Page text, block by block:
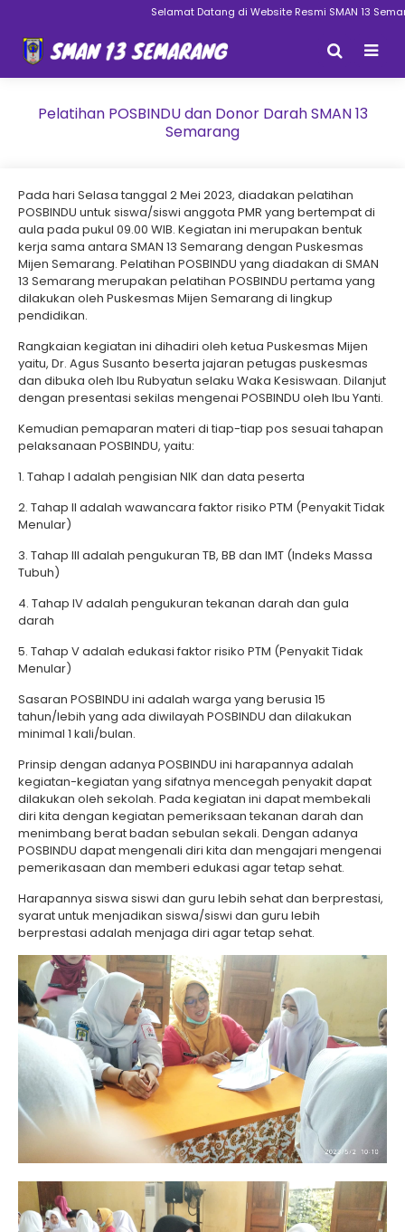
Selamat Datang di Website Resmi SMAN 13 Semarang
Pelatihan POSBINDU dan Donor Darah SMAN 13
Semarang
Pada hari Selasa tanggal 2 Mei 2023, diadakan pelatihan
POSBINDU untuk siswa/siswi anggota PMR yang bertempat di
aula pada pukul 09.00 WIB. Kegiatan ini merupakan bentuk
kerja sama antara SMAN 13 Semarang dengan Puskesmas
Mijen Semarang. Pelatihan POSBINDU yang diadakan di SMAN
13 Semarang merupakan pelatihan POSBINDU pertama yang
dilakukan oleh Puskesmas Mijen Semarang di lingkup
pendidikan.
Rangkaian kegiatan ini dihadiri oleh ketua Puskesmas Mijen
yaitu, Dr. Agus Susanto beserta jajaran petugas puskesmas
dan dibuka oleh Ibu Rubyatun selaku Waka Kesiswaan. Dilanjut
dengan presentasi sekilas mengenai POSBINDU oleh Ibu Yanti.
Kemudian pemaparan materi di tiap-tiap pos sesuai tahapan
pelaksanaan POSBINDU, yaitu:
1. Tahap I adalah pengisian NIK dan data peserta
2. Tahap II adalah wawancara faktor risiko PTM (Penyakit Tidak
Menular)
3. Tahap III adalah pengukuran TB, BB dan IMT (Indeks Massa
Tubuh)
4. Tahap IV adalah pengukuran tekanan darah dan gula
darah
5. Tahap V adalah edukasi faktor risiko PTM (Penyakit Tidak
Menular)
Sasaran POSBINDU ini adalah warga yang berusia 15
tahun/lebih yang ada diwilayah POSBINDU dan dilakukan
minimal 1 kali/bulan.
Prinsip dengan adanya POSBINDU ini harapannya adalah
kegiatan-kegiatan yang sifatnya mencegah penyakit dapat
dilakukan oleh sekolah. Pada kegiatan ini dapat membekali
diri kita dengan kegiatan pemeriksaan tekanan darah dan
menimbang berat badan sebulan sekali. Dengan adanya
POSBINDU dapat mengenali diri kita dan mengajari mengenai
pemerikasaan dan memberi edukasi agar tetap sehat.
Harapannya siswa siswi dan guru lebih sehat dan berprestasi,
syarat untuk menjadikan siswa/siswi dan guru lebih
berprestasi adalah menjaga diri agar tetap sehat.